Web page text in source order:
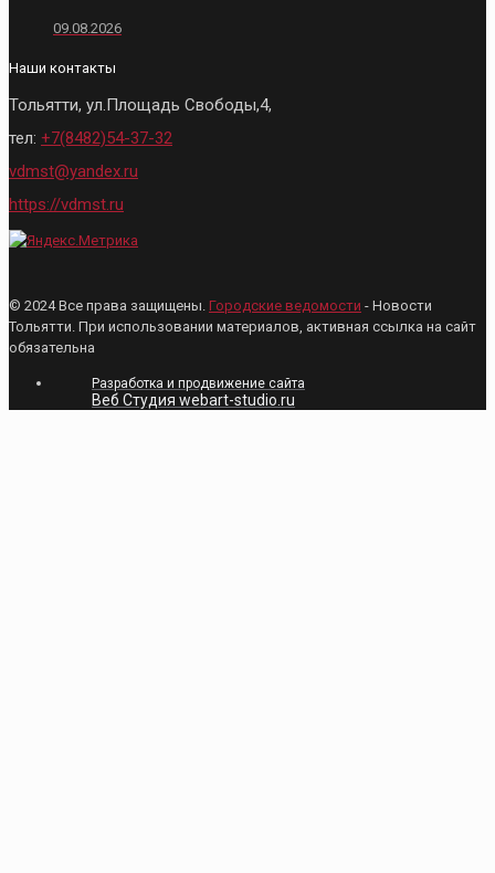
09.08.2026
Наши контакты
Тольятти, ул.Площадь Свободы,4,
тел: +7(8482)54-37-32
vdmst@yandex.ru
https://vdmst.ru
© 2024 Все права защищены. Городские ведомости - Новости
Тольятти. При использовании материалов, активная ссылка на сайт
обязательна
Разработка и продвижение сайта
Веб Студия webart-studio.ru